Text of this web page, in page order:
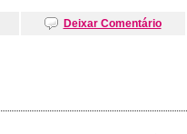
Deixar Comentário